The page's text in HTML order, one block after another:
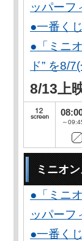
ッパーフ
●一番く
●「ミニ
ド” を8/
8/13上
～
ミニオ
●「ミニ
ッパーフ
●一番く